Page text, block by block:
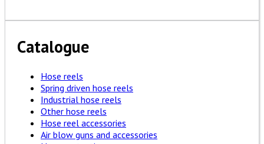
Catalogue
Hose reels
Spring driven hose reels
Industrial hose reels
Other hose reels
Hose reel accessories
Air blow guns and accessories